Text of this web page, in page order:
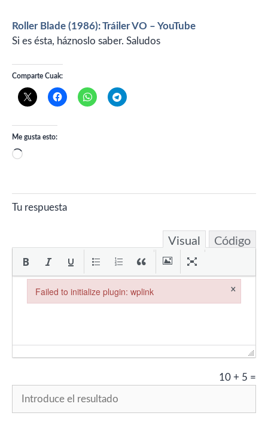
Roller Blade (1986): Tráiler VO – YouTube
Si es ésta, háznoslo saber. Saludos
Comparte Cuak:
Me gusta esto:
Cargando...
Tu respuesta
Visual Código
10 + 5 =
Failed to initialize plugin: wplink ×
Failed to initialize plugin: wplink